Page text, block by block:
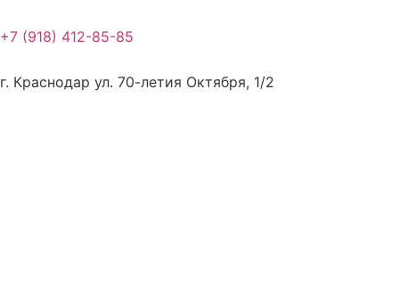
к
+7 (918) 412-85-85
г. Краснодар ул. 70-летия Октября, 1/2